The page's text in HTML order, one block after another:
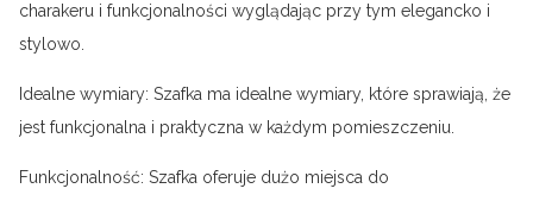
charakeru i funkcjonalności wyglądając przy tym elegancko i
stylowo.
Idealne wymiary: Szafka ma idealne wymiary, które sprawiają, że
jest funkcjonalna i praktyczna w każdym pomieszczeniu.
Funkcjonalność: Szafka oferuje dużo miejsca do